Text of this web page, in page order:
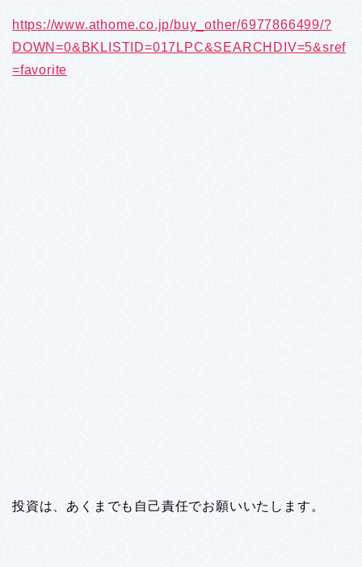
https://www.athome.co.jp/buy_other/6977866499/?
DOWN=0&BKLISTID=017LPC&SEARCHDIV=5&sref
=favorite
投資は、あくまでも自己責任でお願いいたします。